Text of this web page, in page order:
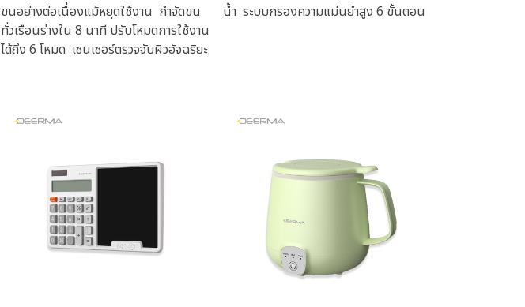
ขนอย่างต่อเนื่องแม้หยุดใช้งาน กำจัดขน
ทั่วเรือนร่างใน 8 นาที ปรับโหมดการใช้งาน
ได้ถึง 6 โหมด เซนเซอร์ตรวจจับผิวอัจฉริยะ
น้ำ ระบบกรองความแม่นยำสูง 6 ขั้นตอน